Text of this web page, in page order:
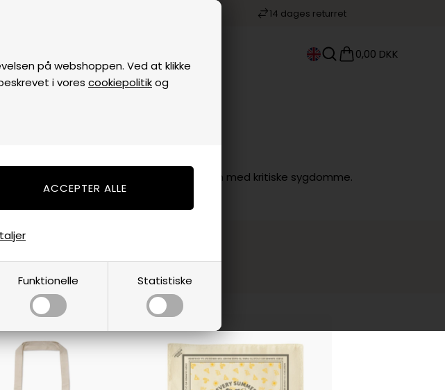
på webshoppen. Ved at klikke
i vores cookiepolitikog
Funktionelle Statistiske
14 dages returret
0,00 DKK
Rynkebys indsamling til fordel for børn med kritiske sygdomme.